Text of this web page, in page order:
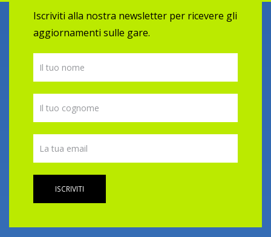
Iscriviti alla nostra newsletter per ricevere gli
aggiornamenti sulle gare.
ISCRIVITI